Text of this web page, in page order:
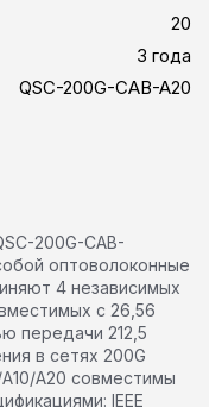
20
3 года
QSC-200G-CAB-A20
200G-CAB-
оптоволоконные
4 независимых
с 26,56
передачи 212,5
в сетях 200G
A20 совместимы
IEEE